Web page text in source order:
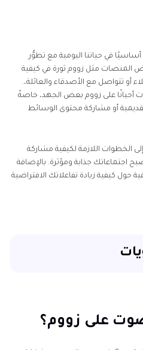
في حياتنا اليومية مع تطوُّر
المنصات مثل زووم ثورة في كيفية
أو تتواصل مع الأصدقاء والعائلة،.
على زووم بعض الجهد، خاصةً
أو مشاركة محتوى الوسائط
الخطوات اللازمة لكيفية مشاركة
اجتماعاتك جذابة ومؤثرة. بالإضافة
كيفية زيادة تفاعلاتك الافتراضية
على زووم
على زووم؟